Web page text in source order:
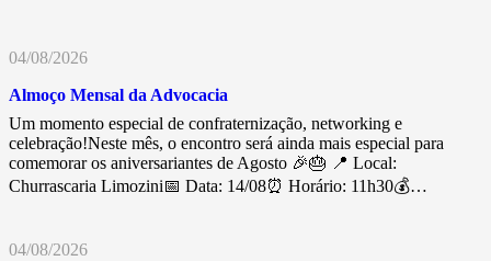
04/08/2026
Almoço Mensal da Advocacia
Um momento especial de confraternização, networking e
celebração!Neste mês, o encontro será ainda mais especial para
comemorar os aniversariantes de Agosto 🎉🎂 📍 Local:
Churrascaria Limozini📅 Data: 14/08⏰ Horário: 11h30💰…
04/08/2026